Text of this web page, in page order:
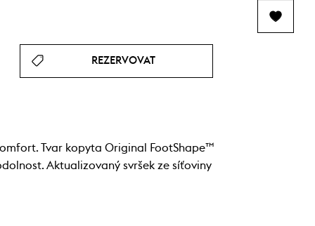
REZERVOVAT
Tvar kopyta Original FootShape™
Aktualizovaný svršek ze síťoviny